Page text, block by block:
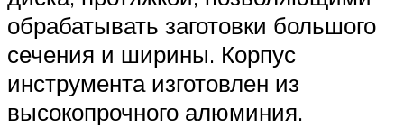
обрабатывать заготовки большого
сечения и ширины. Корпус
инструмента изготовлен из
высокопрочного алюминия.